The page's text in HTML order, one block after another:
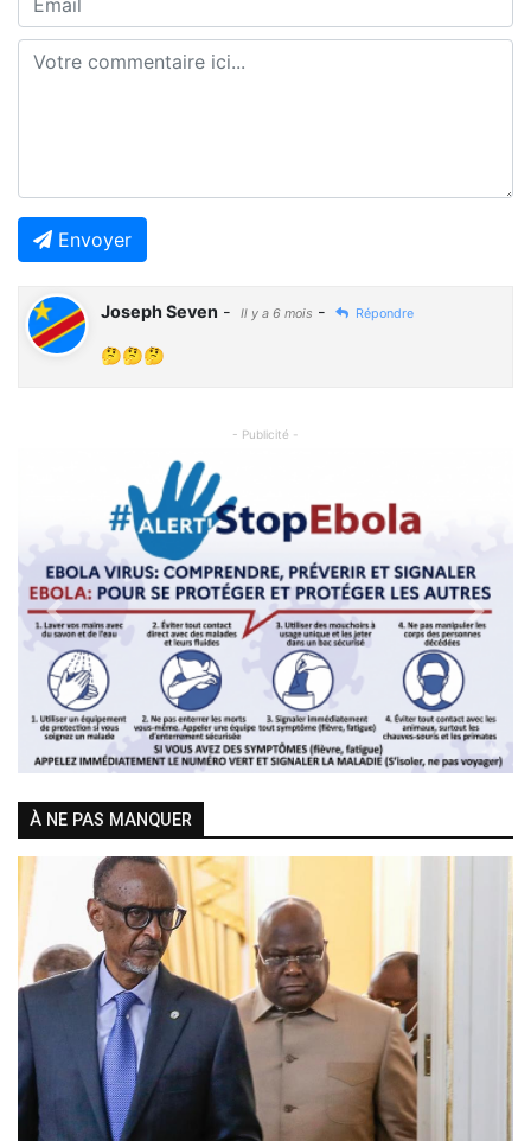
Envoyer
Joseph Seven - Il y a 6 mois - Répondre
🤔🤔🤔
- Publicité -
Previous Next
À NE PAS MANQUER